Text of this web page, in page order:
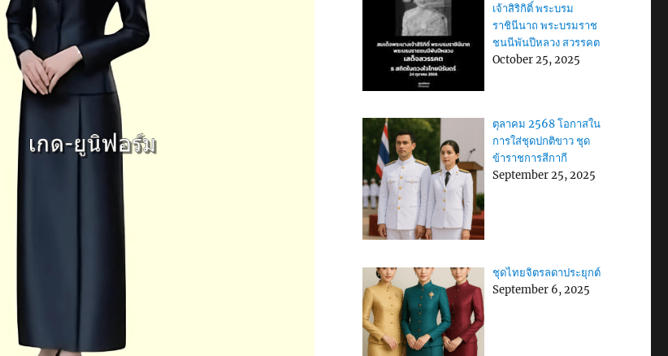
เจ้าสิริกิติ์ พระบรม
ราชินีนาถ พระบรมราช
ชนนีพันปีหลวง สวรรคต
October 25, 2025
ตุลาคม 2568 โอกาสใน
การใส่ชุดปกติขาว ชุด
ข้าราชการสีกากี
September 25, 2025
ชุดไทยจิตรลดาประยุกต์
September 6, 2025